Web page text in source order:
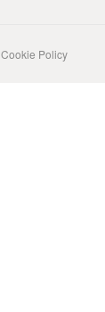
Cookie Policy